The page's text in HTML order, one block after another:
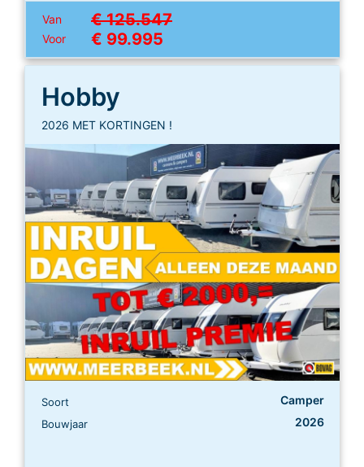
Van € 125.547
Voor € 99.995
Hobby
2026 MET KORTINGEN !
Soort Camper
Bouwjaar 2026